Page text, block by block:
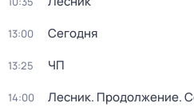
13:00 Сегодня
13:25 ЧП
14:00 Лесник. Продолжение.